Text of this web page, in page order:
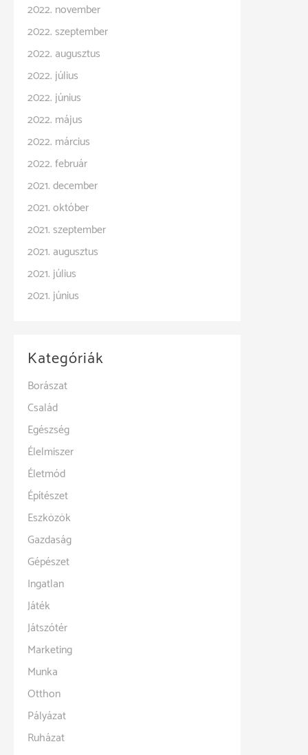
2022. november
2022. szeptember
2022. augusztus
2022. július
2022. június
2022. május
2022. március
2022. február
2021. december
2021. október
2021. szeptember
2021. augusztus
2021. július
2021. június
Kategóriák
Borászat
Család
Egészség
Élelmiszer
Életmód
Építészet
Eszközök
Gazdaság
Gépészet
Ingatlan
Játék
Játszótér
Marketing
Munka
Otthon
Pályázat
Ruházat